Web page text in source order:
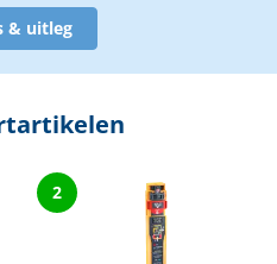
& uitleg